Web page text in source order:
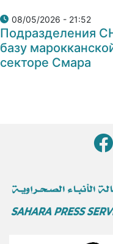
08/05/2026 - 21:52
Подразделения
базу
секторе Смара